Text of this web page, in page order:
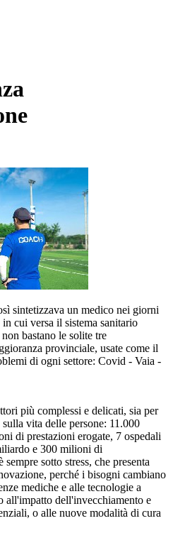
sintetizzava un medico nei giorni
cui versa il sistema sanitario
bastano le solite tre
provinciale, usate come il
di ogni settore: Covid - Vaia -
più complessi e delicati, sia per
vita delle persone: 11.000
di prestazioni erogate, 7 ospedali
e 300 milioni di
sotto stress, che presenta
perché i bisogni cambiano
mediche e alle tecnologie a
all'impatto dell'invecchiamento e
o alle nuove modalità di cura